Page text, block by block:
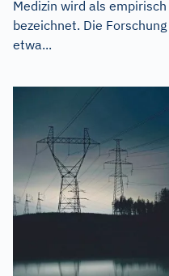
Medizin wird als
bezeichnet. Die
etwa...